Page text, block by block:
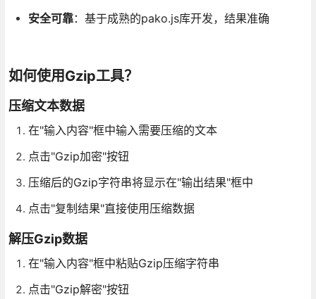
安全可靠：基于成熟的pako.js库开发，结果准确
如何使用Gzip工具？
压缩文本数据
在"输入内容"框中输入需要压缩的文本
点击"Gzip加密"按钮
压缩后的Gzip字符串将显示在"输出结果"框中
点击"复制结果"直接使用压缩数据
解压Gzip数据
在"输入内容"框中粘贴Gzip压缩字符串
点击"Gzip解密"按钮